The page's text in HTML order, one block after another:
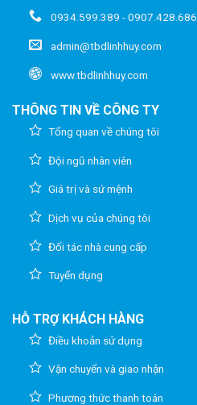
0934.599.389 - 0907.428.686
admin@tbdlinhhuy.com
www.tbdlinhhuy.com
THÔNG TIN VỀ CÔNG TY
Tổng quan về chúng tôi
Đội ngũ nhân viên
Giá trị và sứ mệnh
Dịch vụ của chúng tôi
Đối tác nhà cung cấp
Tuyển dụng
HỖ TRỢ KHÁCH HÀNG
Điều khoản sử dụng
Vận chuyển và giao nhận
Phương thức thanh toán